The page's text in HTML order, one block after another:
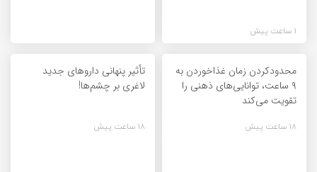
1 ساعت پیش
محدودکردن زمان غذاخوردن به
۹ ساعت، توانایی‌های ذهنی را
تقویت می‌کند
18 ساعت پیش
تأثیر پنهانی داروهای جدید
لاغری بر چشم‌ها!
18 ساعت پیش